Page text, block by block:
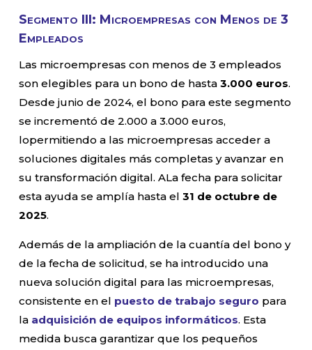
Segmento III: Microempresas con Menos de 3
Empleados
Las microempresas con menos de 3 empleados
son elegibles para un bono de hasta3.000 euros.
Desde junio de 2024, el bono para este segmento
se incrementó de 2.000 a 3.000 euros,
lopermitiendo a las microempresas acceder a
soluciones digitales más completas y avanzar en
su transformación digital. ALa fecha para solicitar
esta ayuda se amplía hasta el31 de octubre de
2025.
Además de la ampliación de la cuantía del bono y
de la fecha de solicitud, se ha introducido una
nueva solución digital para las microempresas,
consistente en el puesto de trabajo seguro para
la adquisición de equipos informáticos. Esta
medida busca garantizar que los pequeños